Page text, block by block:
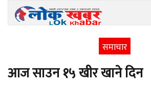
समाचार
आज साउन १५ खीर खाने दिन